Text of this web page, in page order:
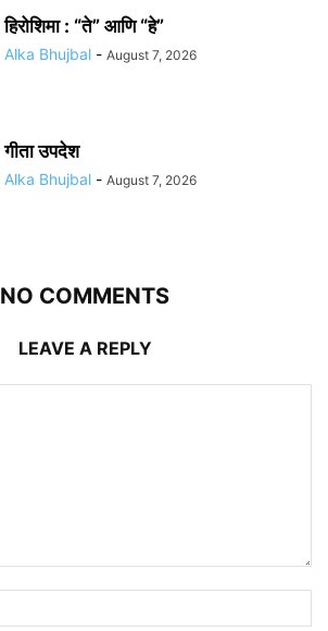
हिरोशिमा : “ते” आणि “हे”
Alka Bhujbal - August 7, 2026
गीता उपदेश
Alka Bhujbal - August 7, 2026
NO COMMENTS
LEAVE A REPLY